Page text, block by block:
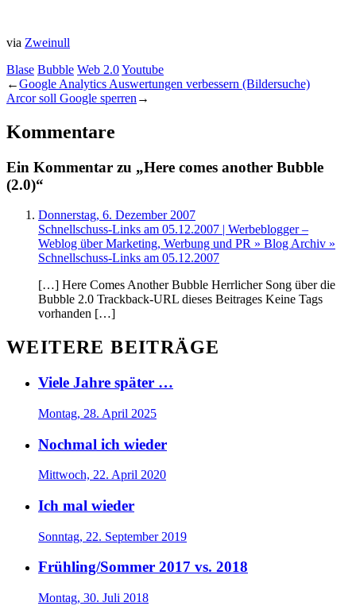
via Zweinull
Blase Bubble Web 2.0Youtube
←Google Analytics Auswertungen verbessern (Bildersuche)
Arcor soll Google sperren →
Kommentare
Ein Kommentar zu „Here comes another Bubble
(2.0)“
Donnerstag, 6. Dezember 2007
Schnellschuss-Links am 05.12.2007 | Werbeblogger –
Weblog über Marketing, Werbung und PR » Blog Archiv »
Schnellschuss-Links am 05.12.2007
[…] Here Comes Another Bubble Herrlicher Song über die
Bubble 2.0 Trackback-URL dieses Beitrages Keine Tags
vorhanden […]
WEITERE BEITRÄGE
Viele Jahre später …
Montag, 28. April 2025
Nochmal ich wieder
Mittwoch, 22. April 2020
Ich mal wieder
Sonntag, 22. September 2019
Frühling/Sommer 2017 vs. 2018
Montag, 30. Juli 2018